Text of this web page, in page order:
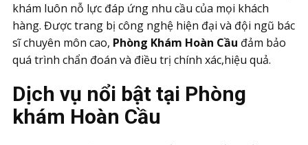
khám luôn nỗ lực đáp ứng nhu cầu của mọi khách
hàng. Được trang bị công nghệ hiện đại và đội ngũ bác
sĩ chuyên môn cao, Phòng Khám Hoàn Cầu đảm bảo
quá trình chẩn đoán và điều trị chính xác,hiệu quả.
Dịch vụ nổi bật tại Phòng
khám Hoàn Cầu